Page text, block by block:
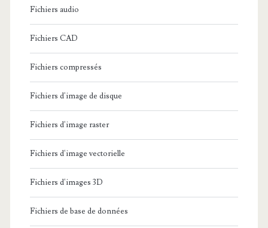
Fichiers audio
Fichiers CAD
Fichiers compressés
Fichiers d'image de disque
Fichiers d'image raster
Fichiers d'image vectorielle
Fichiers d'images 3D
Fichiers de base de données